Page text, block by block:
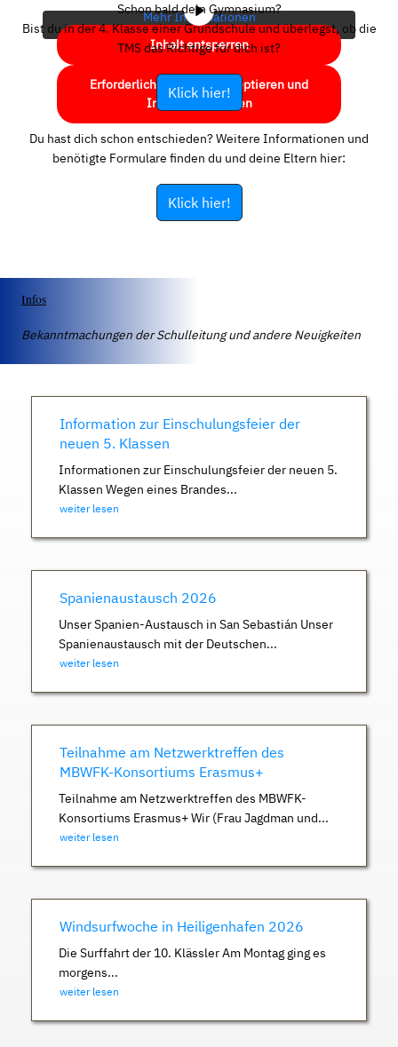
Mehr Informationen
Inhalt entsperren
Erforderlichen Service akzeptieren und
Inhalte entsperren
Schon bald dein Gymnasium?
Bist du in der 4. Klasse einer Grundschule und überlegst, ob die
TMS das Richtige für dich ist?
Klick hier!
Du hast dich schon entschieden? Weitere Informationen und
benötigte Formulare finden du und deine Eltern hier:
Klick hier!
Infos
Bekanntmachungen der Schulleitung und andere Neuigkeiten
Information zur Einschulungsfeier der
neuen 5. Klassen
Informationen zur Einschulungsfeier der neuen 5.
Klassen Wegen eines Brandes...
weiter lesen
Spanienaustausch 2026
Unser Spanien-Austausch in San Sebastián Unser
Spanienaustausch mit der Deutschen...
weiter lesen
Teilnahme am Netzwerktreffen des
MBWFK-Konsortiums Erasmus+
Teilnahme am Netzwerktreffen des MBWFK-
Konsortiums Erasmus+ Wir (Frau Jagdman und...
weiter lesen
Windsurfwoche in Heiligenhafen 2026
Die Surffahrt der 10. Klässler Am Montag ging es
morgens...
weiter lesen